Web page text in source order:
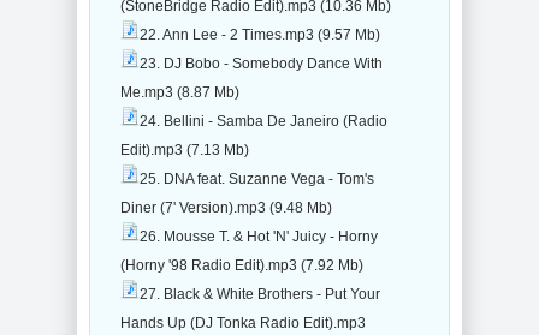
(StoneBridge Radio Edit).mp3 (10.36 Mb)
22. Ann Lee - 2 Times.mp3 (9.57 Mb)
23. DJ Bobo - Somebody Dance With
Me.mp3 (8.87 Mb)
24. Bellini - Samba De Janeiro (Radio
Edit).mp3 (7.13 Mb)
25. DNA feat. Suzanne Vega - Tom's
Diner (7' Version).mp3 (9.48 Mb)
26. Mousse T. & Hot 'N' Juicy - Horny
(Horny '98 Radio Edit).mp3 (7.92 Mb)
27. Black & White Brothers - Put Your
Hands Up (DJ Tonka Radio Edit).mp3